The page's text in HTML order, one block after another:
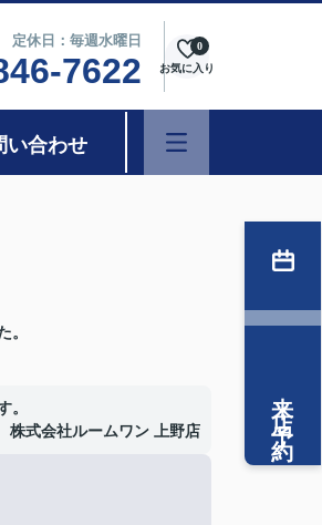
定休日：毎週水曜日
7622 お気に入り
0
い合わせ
。
。
株式会社ルームワン 上野店
来店予約